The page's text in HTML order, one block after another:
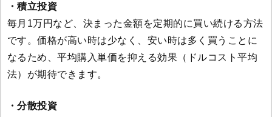
・積立投資
毎月1万円など、決まった金額を定期的に買い続ける方法
です。価格が高い時は少なく、安い時は多く買うことに
なるため、平均購入単価を抑える効果（ドルコスト平均
法）が期待できます。
・分散投資